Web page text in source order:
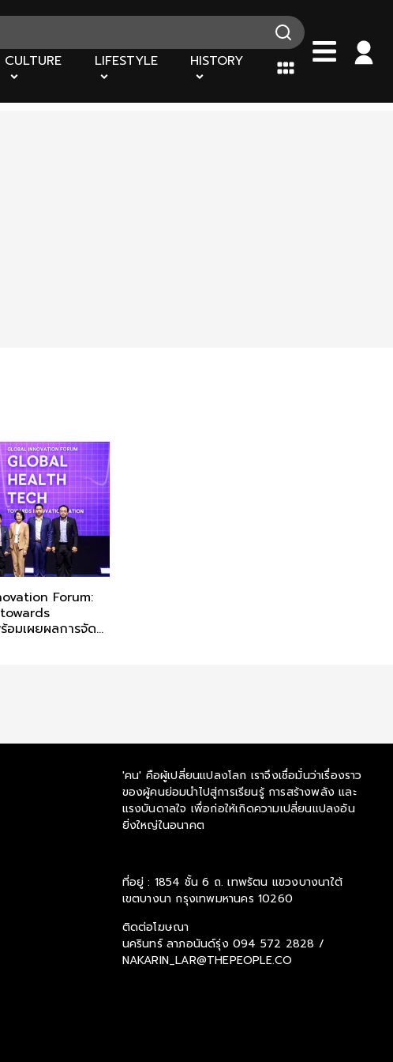
CULTURE LIFESTYLE HISTORY
Forum:
มเผยผลการจัด
'คน' คือผู้เปลี่ยนแปลงโลก เราจึงเชื่อมั่นว่าเรื่องราว
ของผู้คนย่อมนำไปสู่การเรียนรู้ การสร้างพลัง และ
แรงบันดาลใจ เพื่อก่อให้เกิดความเปลี่ยนแปลงอัน
ยิ่งใหญ่ในอนาคต
ที่อยู่ : 1854 ชั้น 6 ถ. เทพรัตน แขวงบางนาใต้
เขตบางนา กรุงเทพมหานคร 10260
ติดต่อโฆษณา
นครินทร์ ลาภอนันด์รุ่ง 094 572 2828 /
NAKARIN_LAR@THEPEOPLE.CO